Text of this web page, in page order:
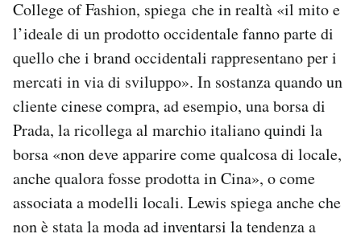
College of Fashion, spiega che in realtà «il mito e
l’ideale di un prodotto occidentale fanno parte di
quello che i brand occidentali rappresentano per i
mercati in via di sviluppo». In sostanza quando un
cliente cinese compra, ad esempio, una borsa di
Prada, la ricollega al marchio italiano quindi la
borsa «non deve apparire come qualcosa di locale,
anche qualora fosse prodotta in Cina», o come
associata a modelli locali. Lewis spiega anche che
non è stata la moda ad inventarsi la tendenza a